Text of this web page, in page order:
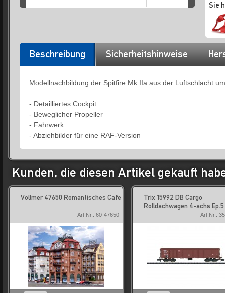
Sie
Beschreibung Sicherheitshinweise
Modellnachbildung der Spitfire Mk.IIa aus der Luftschlacht
- Detailliertes Cockpit
- Beweglicher Propeller
- Fahrwerk
- Abziehbilder für eine RAF-Version
Kunden, die diesen Artikel gekauft
Vollmer 47650 Romantisches Cafe
Art.Nr.: 60-47650
Trix 15992 DB Cargo
Rolldachwagen 4-achs Ep.5
Art.Nr.: